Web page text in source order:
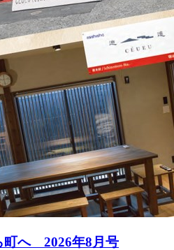
町へ 2026年8月号